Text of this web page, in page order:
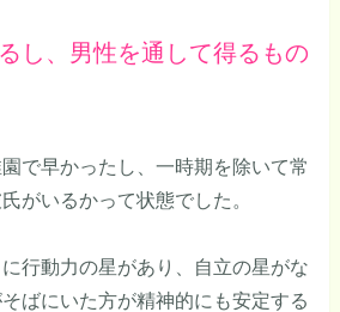
し、男性を通して得るもの
で早かったし、一時期を除いて常
がいるかって状態でした。
行動力の星があり、自立の星がな
ばにいた方が精神的にも安定する